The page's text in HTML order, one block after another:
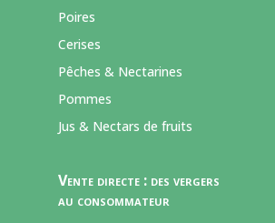
Poires
Cerises
Pêches & Nectarines
Pommes
Jus & Nectars de fruits
Vente directe : des vergers
au consommateur